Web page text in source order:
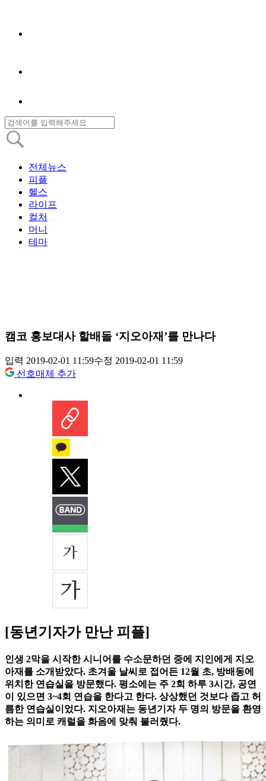
전체뉴스
피플
헬스
라이프
컬처
머니
테마
캠코 홍보대사 할배돌 ‘지오아재’를 만나다
입력 2019-02-01 11:59수정 2019-02-01 11:59
선호매체 추가
[동년기자가 만난 피플]
인생 2막을 시작한 시니어를 수소문하던 중에 지인에게 지오
아재를 소개받았다. 초겨울 날씨로 접어든 12월 초, 방배동에
위치한 연습실을 방문했다. 평소에는 주 2회 하루 3시간, 공연
이 있으면 3~4회 연습을 한다고 한다. 상상했던 것보다 좁고 허
름한 연습실이었다. 지오아재는 동년기자 두 명의 방문을 환영
하는 의미로 캐럴을 화음에 맞춰 불러줬다.